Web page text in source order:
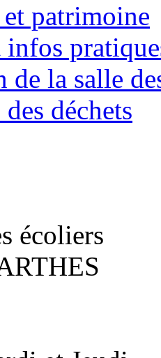
patrimoine
infos
de la salle
déchets
écoliers